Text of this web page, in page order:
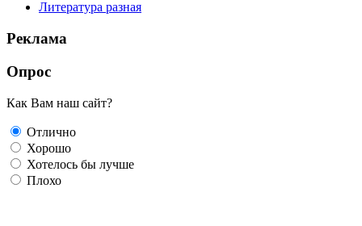
Литература разная
Реклама
Опрос
Как Вам наш сайт?
Отлично
Хорошо
Хотелось бы лучше
Плохо